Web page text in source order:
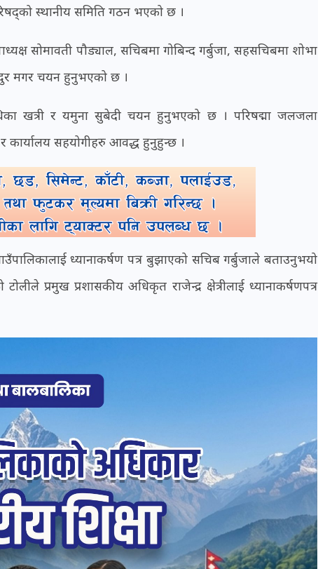
स्थानीय समिति गठन भएको छ ।
सोमावती पौड्याल, सचिबमा गोबिन्द गर्बुजा, सहसचिबमा शोभा
मगर चयन हुनुभएको छ ।
खत्री र यमुना सुबेदी चयन हुनुभएको छ । परिषद्मा जलजला
कार्यालय सहयोगीहरु आवद्ध हुनुहुन्छ ।
ध्यानाकर्षण पत्र बुझाएको सचिब गर्बुजाले बताउनुभयो
प्रमुख प्रशासकीय अधिकृत राजेन्द्र क्षेत्रीलाई ध्यानाकर्षणपत्र